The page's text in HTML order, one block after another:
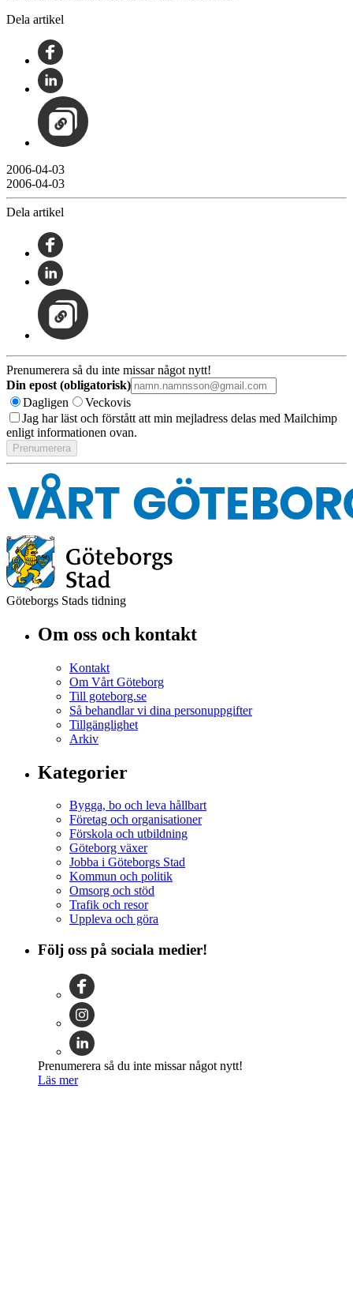
Dela artikel
2006-04-03
2006-04-03
Dela artikel
Prenumerera så du inte missar något nytt!
Din epost (obligatorisk)
Dagligen
Veckovis
Jag har läst och förstått att min mejladress delas med Mailchimp
enligt informationen ovan.
Göteborgs Stads tidning
Om oss och kontakt
Kontakt
Om Vårt Göteborg
Till goteborg.se
Så behandlar vi dina personuppgifter
Tillgänglighet
Arkiv
Kategorier
Bygga, bo och leva hållbart
Företag och organisationer
Förskola och utbildning
Göteborg växer
Jobba i Göteborgs Stad
Kommun och politik
Omsorg och stöd
Trafik och resor
Uppleva och göra
Följ oss på sociala medier!
Prenumerera så du inte missar något nytt!
Läs mer